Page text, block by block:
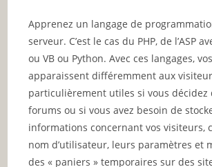
Apprenez un langage de
serveur. C’est le cas du PHP, de l’ASP
ou VB ou Python. Avec ces langages,
apparaissent différemment aux
particulièrement utiles si vous décidez
forums ou si vous avez besoin de
informations concernant vos visiteurs,
nom d’utilisateur, leurs paramètres et
des « paniers » temporaires sur des